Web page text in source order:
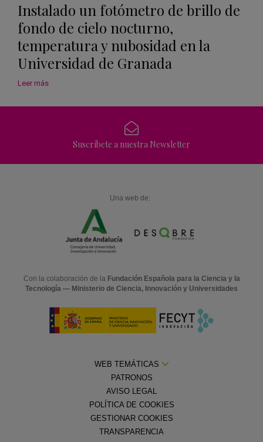
Instalado un fotómetro de brillo de
fondo de cielo nocturno,
temperatura y nubosidad en la
Universidad de Granada
Leer más
Suscríbete a nuestra Newsletter
Una web de:
Con la colaboración de la Fundación Española para la Ciencia y la
Tecnología — Ministerio de Ciencia, Innovación y Universidades
WEB TEMÁTICAS
PATRONOS
AVISO LEGAL
POLÍTICA DE COOKIES
GESTIONAR COOKIES
TRANSPARENCIA